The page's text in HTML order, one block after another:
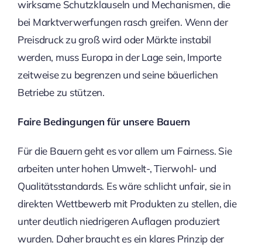
wirksame Schutzklauseln und Mechanismen, die
bei Marktverwerfungen rasch greifen. Wenn der
Preisdruck zu groß wird oder Märkte instabil
werden, muss Europa in der Lage sein, Importe
zeitweise zu begrenzen und seine bäuerlichen
Betriebe zu stützen.
Faire Bedingungen für unsere Bauern
Für die Bauern geht es vor allem um Fairness. Sie
arbeiten unter hohen Umwelt-, Tierwohl- und
Qualitätsstandards. Es wäre schlicht unfair, sie in
direkten Wettbewerb mit Produkten zu stellen, die
unter deutlich niedrigeren Auflagen produziert
wurden. Daher braucht es ein klares Prinzip der